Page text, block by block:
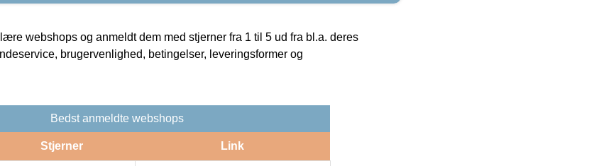
webshops og anmeldt dem med stjerner fra 1 til 5 ud fra bl.a. deres
brugervenlighed, betingelser, leveringsformer og
Bedst anmeldte webshops
Stjerner Link